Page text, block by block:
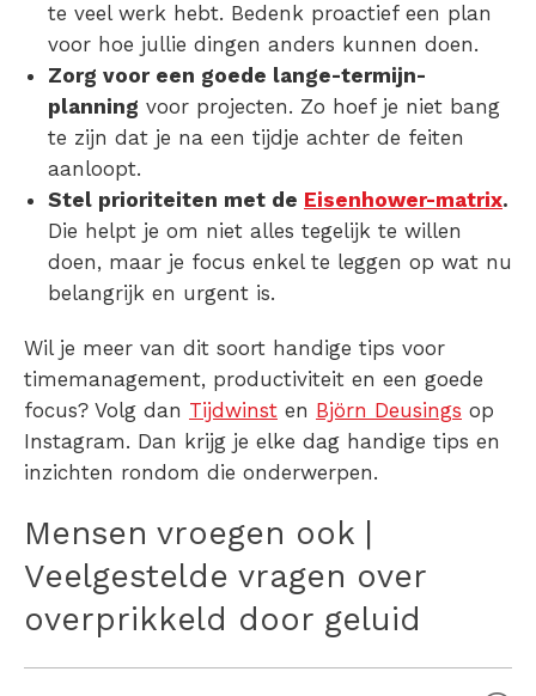
te veel werk hebt. Bedenk proactief een plan
voor hoe jullie dingen anders kunnen doen.
Zorg voor een goede lange-termijn-
planning voor projecten. Zo hoef je niet bang
te zijn dat je na een tijdje achter de feiten
aanloopt.
Stel prioriteiten met de Eisenhower-matrix.
Die helpt je om niet alles tegelijk te willen
doen, maar je focus enkel te leggen op wat nu
belangrijk en urgent is.
Wil je meer van dit soort handige tips voor
timemanagement, productiviteit en een goede
focus? Volg dan Tijdwinst en Björn Deusings op
Instagram. Dan krijg je elke dag handige tips en
inzichten rondom die onderwerpen.
Mensen vroegen ook |
Veelgestelde vragen over
overprikkeld door geluid